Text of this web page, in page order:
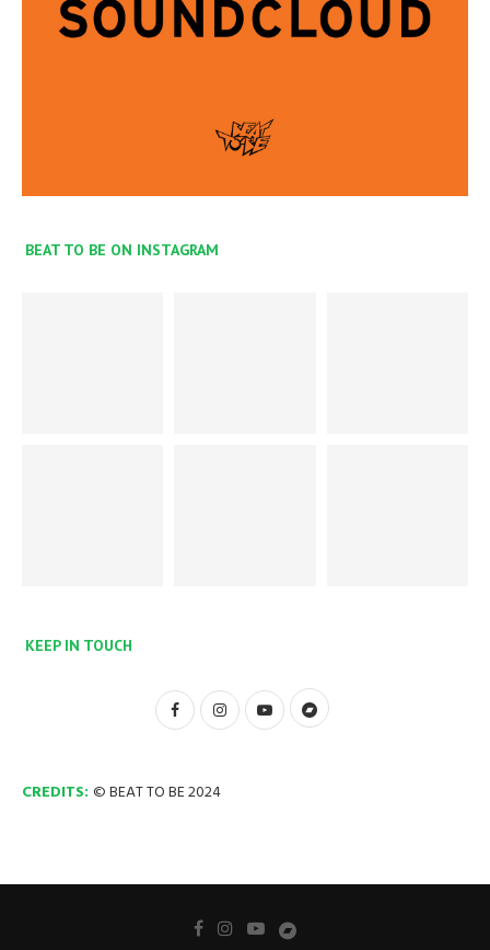
BEAT TO BE ON INSTAGRAM
KEEP IN TOUCH
CREDITS: © BEAT TO BE 2024